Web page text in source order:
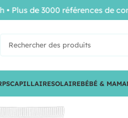
CAPILLAIRESOLAIREBÉBÉ &
de 3000 références de